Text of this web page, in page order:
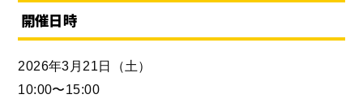
開催日時
2026年3月21日（土）
10:00〜15:00